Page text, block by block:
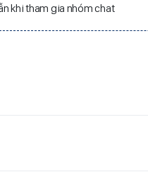
khi tham gia nhóm chat